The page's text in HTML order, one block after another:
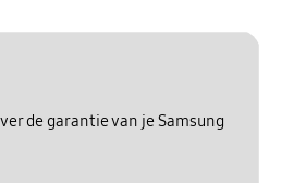
de garantie van je Samsung